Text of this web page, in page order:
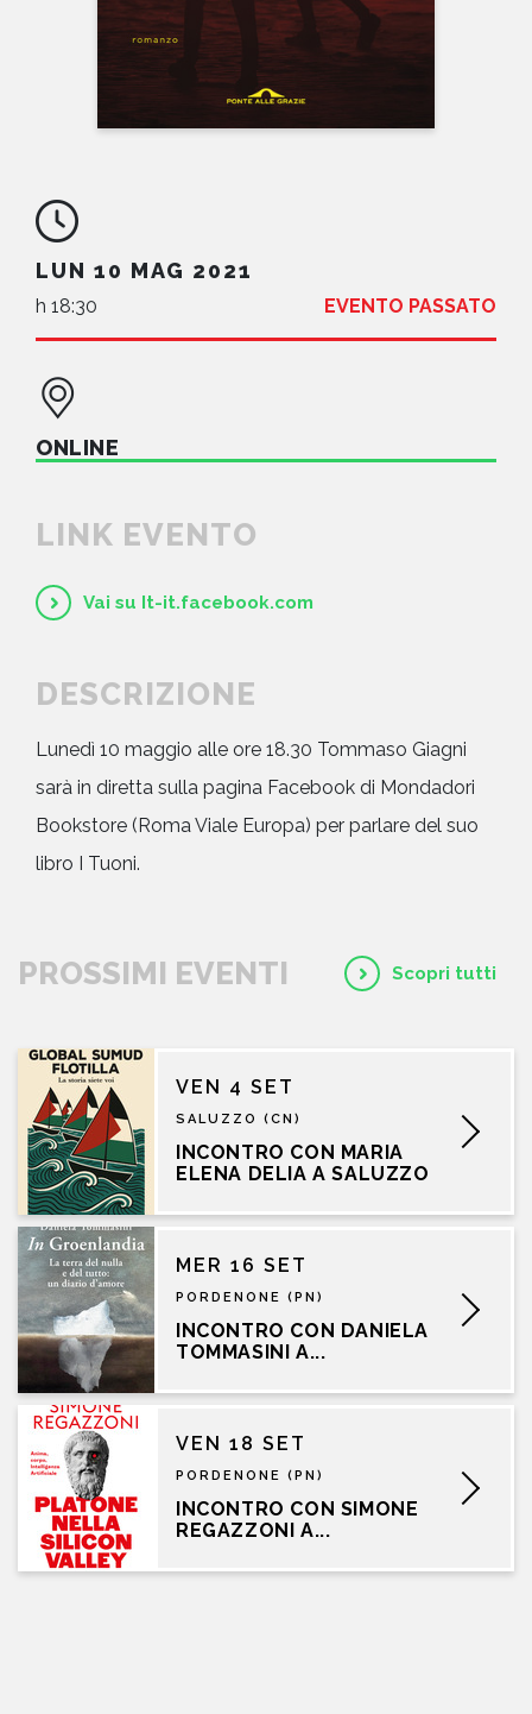
LUN 10 MAG 2021
h 18:30 EVENTO PASSATO
ONLINE
LINK EVENTO
Vai su It-it.facebook.com
DESCRIZIONE
Lunedì 10 maggio alle ore 18.30 Tommaso Giagni
sarà in diretta sulla pagina Facebook di Mondadori
Bookstore (Roma Viale Europa) per parlare del suo
libro I Tuoni.
PROSSIMI EVENTI Scopri tutti
VEN 4 SET
SALUZZO (CN)
INCONTRO CON MARIA
ELENA DELIA A SALUZZO
MER 16 SET
PORDENONE (PN)
INCONTRO CON DANIELA
TOMMASINI A...
VEN 18 SET
PORDENONE (PN)
INCONTRO CON SIMONE
REGAZZONI A...